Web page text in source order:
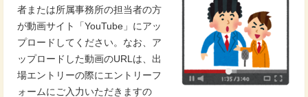
者または所属事務所の担当者の方
が動画サイト「YouTube」にアッ
プロードしてください。なお、ア
ップロードした動画のURLは、出
場エントリーの際にエントリーフ
ォームにご入力いただきますの